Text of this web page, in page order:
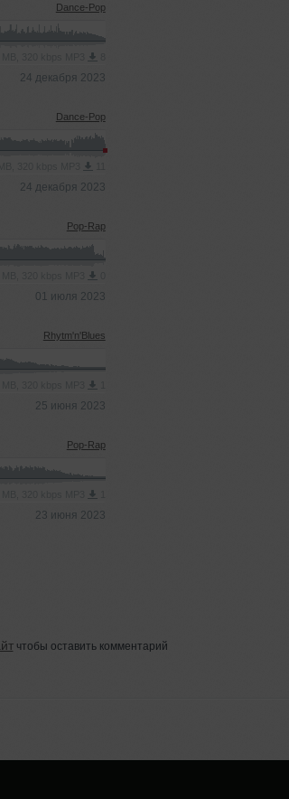
Dance-Pop
24 декабря 2023
Dance-Pop
24 декабря 2023
Pop-Rap
01 июля 2023
Rhytm'n'Blues
25 июня 2023
Pop-Rap
23 июня 2023
чтобы оставить комментарий